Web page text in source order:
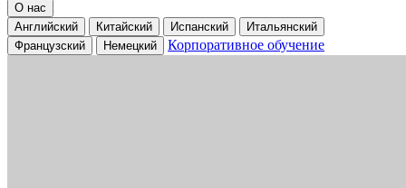
О нас
Английский
Китайский Испанский
Итальянский
Французский
Немецкий Корпоративное обучение